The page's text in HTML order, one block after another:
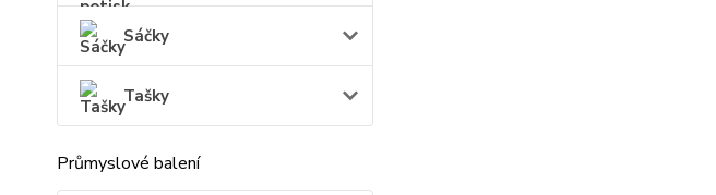
Sáčky
Tašky
Průmyslové balení